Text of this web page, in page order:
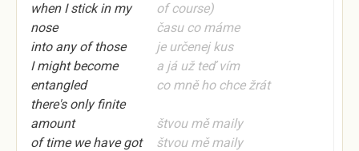
when I stick in my
nose
into any of those
I might become
entangled
there's only finite
amount
of time we have got
of course)
času co máme
je určenej kus
a já už teď vím
co mně ho chcežrát
štvou mě maily
štvou mě maily